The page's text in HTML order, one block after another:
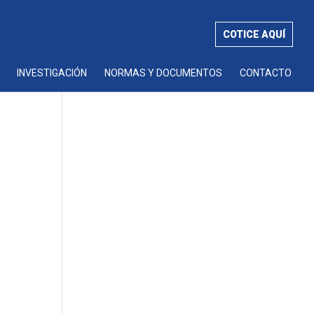
COTICE AQUÍ
INVESTIGACIÓN NORMAS Y DOCUMENTOS CONTACTO